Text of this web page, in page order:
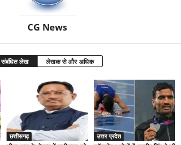
CG News
संबंधित लेख लेखक से और अधिक
छत्तीसगढ़ उत्तर प्रदेश